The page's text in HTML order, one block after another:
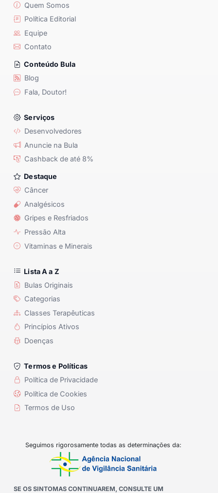
Quem Somos
Política Editorial
Equipe
Contato
Conteúdo Bula
Blog
Fala, Doutor!
Serviços
Desenvolvedores
Anuncie na Bula
Cashback de até 8%
Destaque
Câncer
Analgésicos
Gripes e Resfriados
Pressão Alta
Vitaminas e Minerais
Lista A a Z
Bulas Originais
Categorias
Classes Terapêuticas
Princípios Ativos
Doenças
Termos e Políticas
Política de Privacidade
Política de Cookies
Termos de Uso
Seguimos rigorosamente todas as determinações da:
SE OS SINTOMAS CONTINUAREM, CONSULTE UM